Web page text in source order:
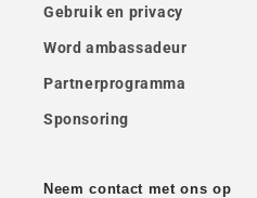
Gebruik en privacy
Word ambassadeur
Partnerprogramma
Sponsoring
Neem contact met ons op